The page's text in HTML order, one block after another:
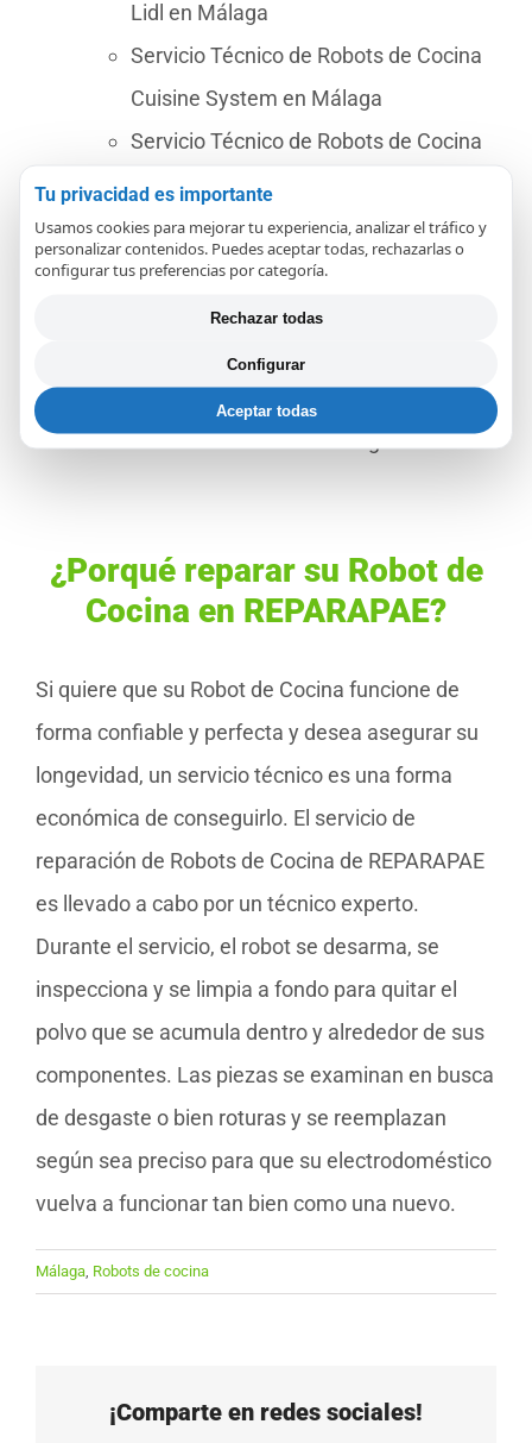
Lidl en Málaga
Servicio Técnico de Robots de Cocina
Cuisine System en Málaga
Servicio Técnico de Robots de Cocina
Magimix en Málaga
Servicio Técnico de Robots de Cocina
Cook Expert en Málaga
Servicio Técnico de Robots de Cocina
Juice Expert en Málaga
Servicio Técnico de Robots de Cocina
Cecotec Mambo en Málaga
¿Porqué reparar su Robot de
Cocina en REPARAPAE?
Si quiere que su Robot de Cocina funcione de
forma confiable y perfecta y desea asegurar su
longevidad, un servicio técnico es una forma
económica de conseguirlo. El servicio de
reparación de Robots de Cocina de REPARAPAE
es llevado a cabo por un técnico experto.
Durante el servicio, el robot se desarma, se
inspecciona y se limpia a fondo para quitar el
polvo que se acumula dentro y alrededor de sus
componentes. Las piezas se examinan en busca
de desgaste o bien roturas y se reemplazan
según sea preciso para que su electrodoméstico
vuelva a funcionar tan bien como una nuevo.
Málaga Robots de cocina
¡Comparte en redes sociales!
Tu privacidad es importante
Usamos cookies para mejorar tu experiencia, analizar el tráfico y
personalizar contenidos. Puedes aceptar todas, rechazarlas o
configurar tus preferencias por categoría.
Rechazar todas
Configurar
Aceptar todas